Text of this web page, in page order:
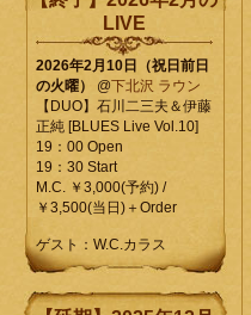
LIVE
2026年2月10日（祝日前日
の火曜）
@下北沢 ラウン
【DUO】石川二三夫＆伊藤
正純 [BLUES Live Vol.10]
19：00 Open
19：30 Start
M.C. ￥3,000(予約) /
￥3,500(当日)＋Order
ゲスト：W.C.カラス